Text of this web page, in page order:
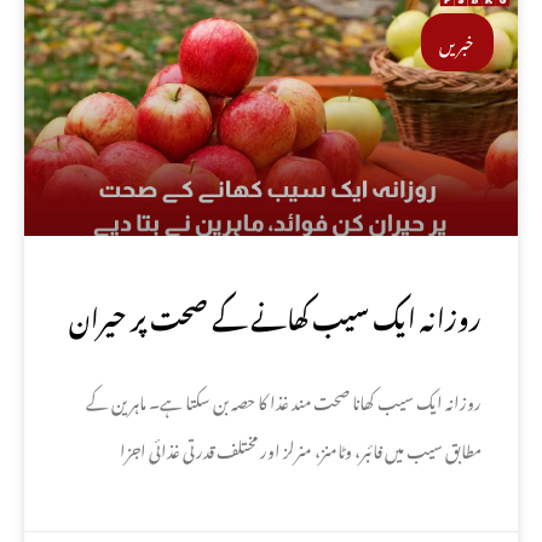
خبریں
روزانہ ایک سیب کھانے کے صحت پر حیران
کن فوائد، ماہرین نے بتا دیے
روزانہ ایک سیب کھانا صحت مند غذا کا حصہ بن سکتا ہے۔ ماہرین کے
مطابق سیب میں فائبر، وٹامنز، منرلز اور مختلف قدرتی غذائی اجزا